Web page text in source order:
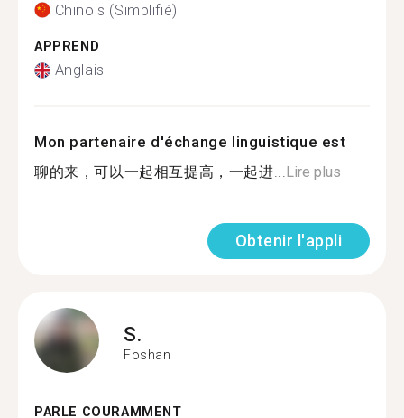
Chinois (Simplifié)
APPREND
Anglais
Mon partenaire d'échange linguistique est
聊的来，可以一起相互提高，一起进...Lire plus
Obtenir l'appli
S.
Foshan
PARLE COURAMMENT